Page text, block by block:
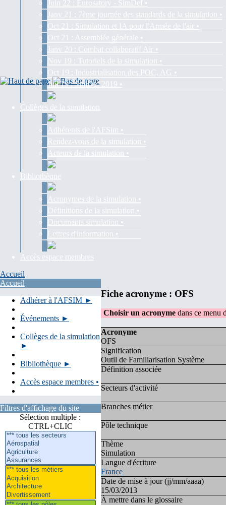
Juin 22 : Eurosatory - SimDef •
Janv 21 : 7ème journée des standards de la simulation •
Oct 21 : Simulation et IA pour l'Armée de l'air •
Oct 21 : Assemblée générale •
Janv 20 : Combat collaboratif Air •
Nov 19 : Tutoriels de la simulation •
Oct 19 : Industrialisation des POC, AG •
Juil 19 : SimDef 2019 •
Collèges de la simulation
Adhérents de l'AFSim •
Rendez-vous de la simulation •
Acteurs de la simulation •
Bibliothèque
Acronymes de la simulation •
Définitions de la simulation •
Documents simulation •
Lettres d'information •
Accès espace membres
Accueil
Accueil
Adhérer à l'AFSIM ►
Événements ►
Collèges de la simulation
►
Bibliothèque ►
Accès espace membres •
Filtres d'affichage du site
Sélection multiple :
CTRL+CLIC
Fiche acronyme : OFS
Choisir un acronyme dans ce menu
Acronyme
OFS
Signification
Outil de Familiarisation Système
Définition associée
Secteurs d'activité
Branches métier
Pôle technique
Thème
Simulation
Langue d'écriture
France
Date de mise à jour (jj/mm/aaaa)
15/03/2013
À mettre dans le glossaire